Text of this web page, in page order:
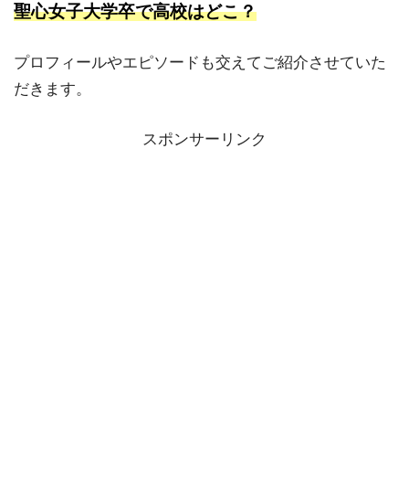
聖心女子大学卒で高校はどこ？
プロフィールやエピソードも交えてご紹介させていた
だきます。
スポンサーリンク